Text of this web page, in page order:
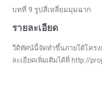
บทที่ 9 รูปสี่เหลี่ยมมุมฉาก
รายละเอียด
วีดิทัศน์นี้จัดทำขึ้นภายใต้โครง
ละเอียดเพิ่มเติมได้ที่ http://